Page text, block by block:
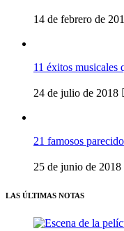
14 de febrero de
11 éxitos musicales
24 de julio de 2018
21 famosos
25 de junio de 2018
LAS ÚLTIMAS NOTAS